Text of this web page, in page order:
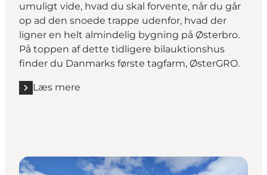
umuligt vide, hvad du skal forvente, når du går
op ad den snoede trappe udenfor, hvad der
ligner en helt almindelig bygning på Østerbro.
På toppen af dette tidligere bilauktionshus
finder du Danmarks første tagfarm, ØsterGRO.
Læs mere
Læs mere "ØsterGro"